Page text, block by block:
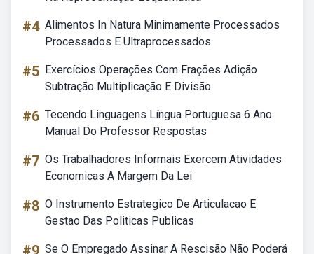
#4 Alimentos In Natura Minimamente Processados
Processados E Ultraprocessados
#5 Exercícios Operações Com Frações Adição
Subtração Multiplicação E Divisão
#6 Tecendo Linguagens Língua Portuguesa 6 Ano
Manual Do Professor Respostas
#7 Os Trabalhadores Informais Exercem Atividades
Economicas A Margem Da Lei
#8 O Instrumento Estrategico De Articulacao E
Gestao Das Politicas Publicas
#9 Se O Empregado Assinar A Rescisão Não Poderá